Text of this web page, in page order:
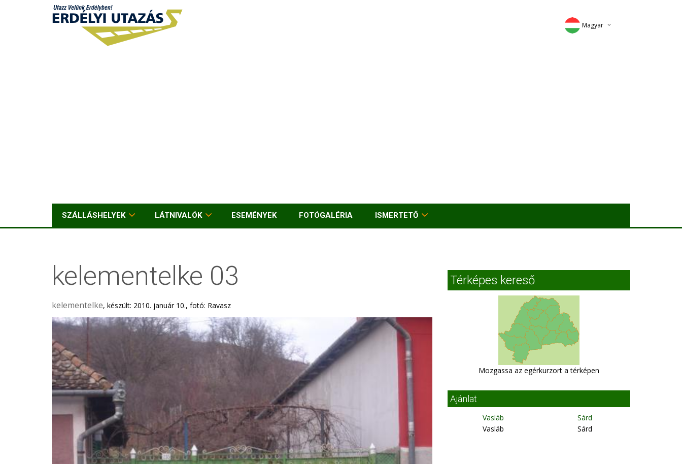
Magyar
SZÁLLÁSHELYEK LÁTNIVALÓK ESEMÉNYEK FOTÓGALÉRIA ISMERTETŐ
kelementelke 03
kelementelke, készült: 2010. január 10., fotó: Ravasz
Térképes kereső
Mozgassa az egérkurzort a térképen
Ajánlat
Vasláb
Vasláb
Sárd
Sárd